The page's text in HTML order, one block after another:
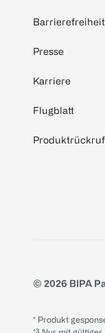
Barrierefreiheit
Presse
Karriere
Flugblatt
Produktrückruf
© 2026 BIPA
* Produkt